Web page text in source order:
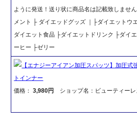
ように発送！送り状に商品名は記載致しませ
メント ├ ダイエッドグッズ ｜├ダイエットウ
ダイエット食品 ├ダイエットドリンク ├ダイ
ーヒー ├ゼリー
【エナジーアイアン加圧スパッツ】加圧式
トインナー
価格：3,980円 ショップ名：ビューティーレ